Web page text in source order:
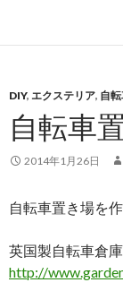
DIY, エクステリア, 自
自転車
2014年1月26日
自転車置き場を
英国製自転車倉
http://